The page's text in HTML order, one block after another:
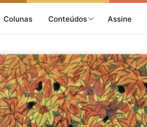
Colunas Conteúdos Assine